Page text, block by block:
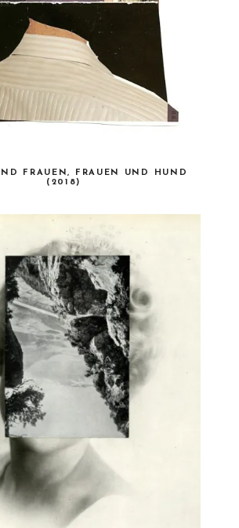
FRAUEN, FRAUEN UND HUND
(2018)